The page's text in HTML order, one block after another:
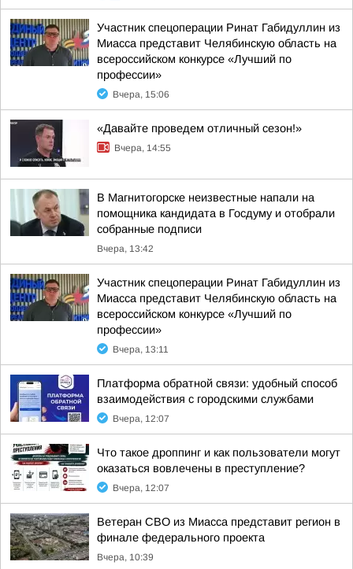
Участник спецоперации Ринат Габидуллин из
Миасса представит Челябинскую область на
всероссийском конкурсе «Лучший по
профессии»
Вчера, 15:06
«Давайте проведем отличный сезон!»
Вчера, 14:55
В Магнитогорске неизвестные напали на
помощника кандидата в Госдуму и отобрали
собранные подписи
Вчера, 13:42
Участник спецоперации Ринат Габидуллин из
Миасса представит Челябинскую область на
всероссийском конкурсе «Лучший по
профессии»
Вчера, 13:11
Платформа обратной связи: удобный способ
взаимодействия с городскими службами
Вчера, 12:07
Что такое дроппинг и как пользователи могут
оказаться вовлечены в преступление?
Вчера, 12:07
Ветеран СВО из Миасса представит регион в
финале федерального проекта
Вчера, 10:39